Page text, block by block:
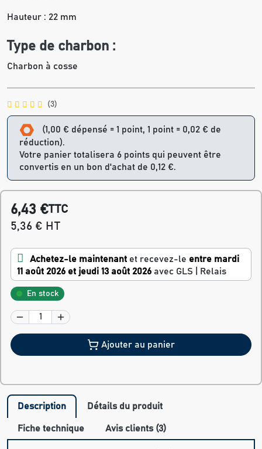
Hauteur : 22 mm
Type de charbon :
Charbon à cosse
(3)
(1,00 € dépensé = 1 point, 1 point = 0,02 € de
réduction).
Votre panier totalisera 6 points qui peuvent être
convertis en un bon d'achat de 0,12 €.
6,43 €TTC
5,36 € HT
Achetez-le maintenant et recevez-le entre mardi
11 août 2026 et jeudi 13 août 2026 avec GLS | Relais
En stock
Ajouter au panier
Description Détails du produit
Fiche technique Avis clients (3)